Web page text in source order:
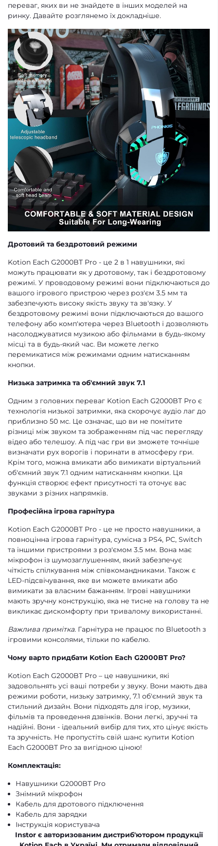
переваг, яких ви не знайдете в інших моделей на
ринку. Давайте розглянемо їх докладніше.
Дротовий та бездротовий режими
Kotion Each G2000BT Pro - це 2 в 1 навушники, які
можуть працювати як у дротовому, так і бездротовому
режимі. У проводовому режимі вони підключаються до
вашого ігрового пристрою через роз'єм 3.5 мм та
забезпечують високу якість звуку та зв'язку. У
бездротовому режимі вони підключаються до вашого
телефону або комп'ютера через Bluetooth і дозволяють
насолоджуватися музикою або фільмами в будь-якому
місці та в будь-який час. Ви можете легко
перемикатися між режимами одним натисканням
кнопки.
Низька затримка та об'ємний звук 7.1
Одним з головних переваг Kotion Each G2000BT Pro є
технологія низької затримки, яка скорочує аудіо лаг до
приблизно 50 мс. Це означає, що ви не помітите
різниці між звуком та зображенням під час перегляду
відео або телешоу. А під час гри ви зможете точніше
визначати рух ворогів і поринати в атмосферу гри.
Крім того, можна вмикати або вимикати віртуальний
об'ємний звук 7.1 одним натисканням кнопки. Ця
функція створює ефект присутності та оточує вас
звуками з різних напрямків.
Професійна ігрова гарнітура
Kotion Each G2000BT Pro - це не просто навушники, а
повноцінна ігрова гарнітура, сумісна з PS4, PC, Switch
та іншими пристроями з роз'ємом 3.5 мм. Вона має
мікрофон із шумозаглушенням, який забезпечує
чіткість спілкування між співкомандниками. Також є
LED-підсвічування, яке ви можете вмикати або
вимикати за власним бажанням. Ігрові навушники
мають зручну конструкцію, яка не тисне на голову та не
викликає дискомфорту при тривалому використанні.
Важлива примітка. Гарнітура не працює по Bluetooth з
ігровими консолями, тільки по кабелю.
Чому варто придбати Kotion Each G2000BT Pro?
Kotion Each G2000BT Pro – це навушники, які
задовольнять усі ваші потреби у звуку. Вони мають два
режими роботи, низьку затримку, 7.1 об'ємний звук та
стильний дизайн. Вони підходять для ігор, музики,
фільмів та проведення дзвінків. Вони легкі, зручні та
надійні. Вони - ідеальний вибір для тих, хто цінує якість
та зручність. Не пропустіть свій шанс купити Kotion
Each G2000BT Pro за вигідною ціною!
Комплектація:
Навушники G2000BT Pro
Знімний мікрофон
Кабель для дротового підключення
Кабель для зарядки
Інструкція користувача
Instor є авторизованим дистриб'ютором продукції